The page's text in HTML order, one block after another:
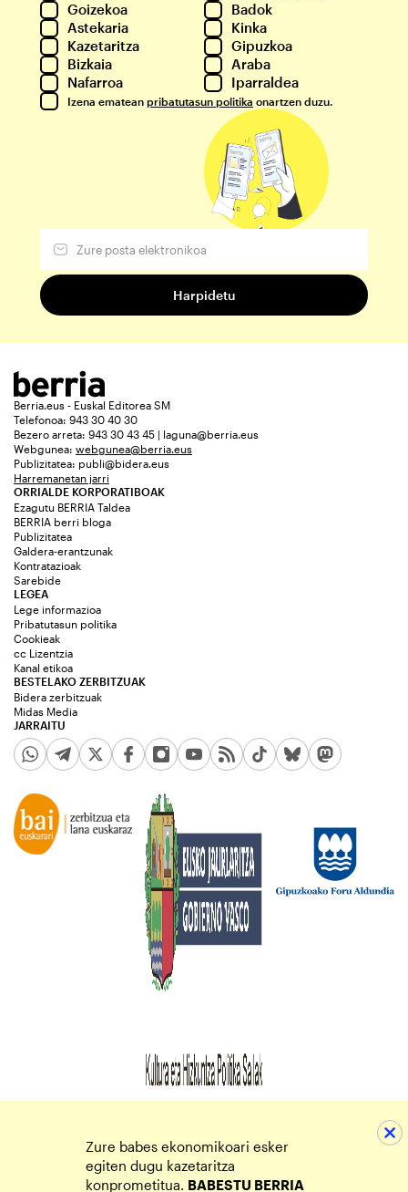
Goizekoa
Badok
Astekaria
Kinka
Kazetaritza
Gipuzkoa
Bizkaia
Araba
Nafarroa
Iparraldea
Izena ematean pribatutasun politika onartzen duzu.
Berria.eus - Euskal Editorea SM
Telefonoa: 943 30 40 30
Bezero arreta: 943 30 43 45 | laguna@berria.eus
Webgunea: webgunea@berria.eus
Publizitatea: publi@bidera.eus
Harremanetan jarri
ORRIALDE KORPORATIBOAK
Ezagutu BERRIA Taldea
BERRIA berri bloga
Publizitatea
Galdera-erantzunak
Kontratazioak
Sarebide
JARRAITU
LEGEA
Lege informazioa
Pribatutasun politika
Cookieak
cc Lizentzia
Kanal etikoa
BESTELAKO ZERBITZUAK
Bidera zerbitzuak
Midas Media
Zure babes ekonomikoari esker
egiten dugu kazetaritza
konprometitua. BABESTU BERRIA